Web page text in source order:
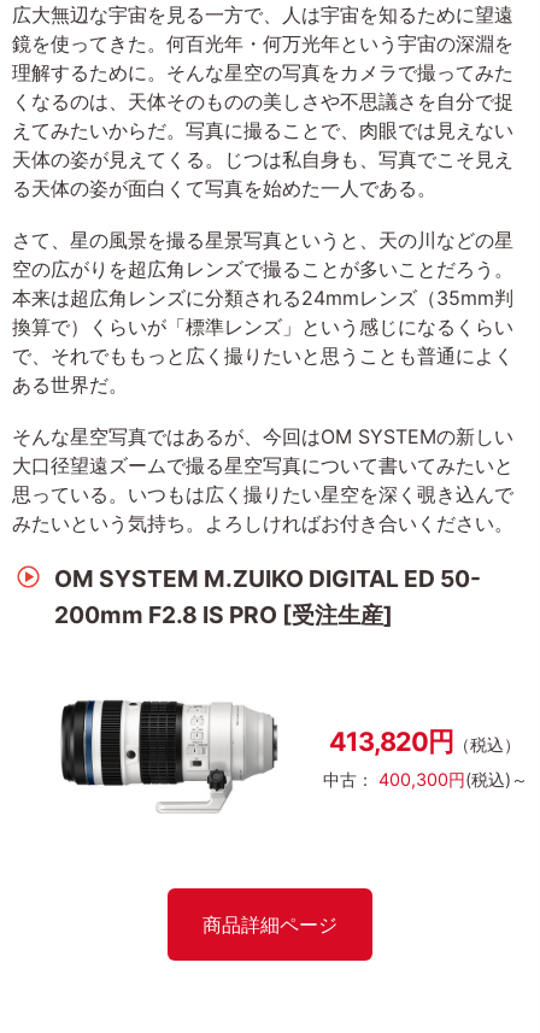
広大無辺な宇宙を見る一方で、人は宇宙を知るために望遠
鏡を使ってきた。何百光年・何万光年という宇宙の深淵を
理解するために。そんな星空の写真をカメラで撮ってみた
くなるのは、天体そのものの美しさや不思議さを自分で捉
えてみたいからだ。写真に撮ることで、肉眼では見えない
天体の姿が見えてくる。じつは私自身も、写真でこそ見え
る天体の姿が面白くて写真を始めた一人である。
さて、星の風景を撮る星景写真というと、天の川などの星
空の広がりを超広角レンズで撮ることが多いことだろう。
本来は超広角レンズに分類される24mmレンズ（35mm判
換算で）くらいが「標準レンズ」という感じになるくらい
で、それでももっと広く撮りたいと思うことも普通によく
ある世界だ。
そんな星空写真ではあるが、今回はOM SYSTEMの新しい
大口径望遠ズームで撮る星空写真について書いてみたいと
思っている。いつもは広く撮りたい星空を深く覗き込んで
みたいという気持ち。よろしければお付き合いください。
OM SYSTEM M.ZUIKO DIGITAL ED 50-
200mm F2.8 IS PRO [受注生産]
413,820円
（税込）
中古： 400,300円(税込)～
商品詳細ページ